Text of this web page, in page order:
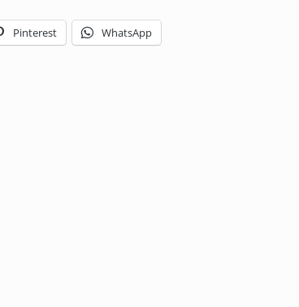
Pinterest WhatsApp